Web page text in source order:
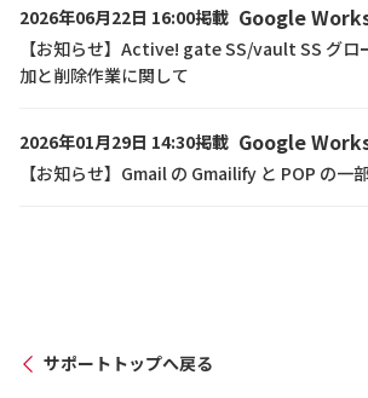
2026年06月22日 16:00掲載 Google
【お知らせ】Active! gate SS/vault SS グロ
加と削除作業に関して
2026年01月29日 14:30掲載 Google
【お知らせ】Gmail の Gmailify と POP の一
サポートトップへ戻る